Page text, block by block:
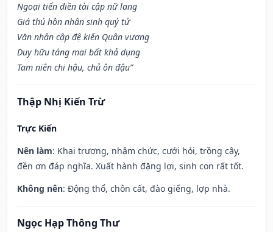
Ngoại tiến điền tài cập nữ lang
Giá thú hôn nhân sinh quý tử
Văn nhân cập đệ kiến Quân vương
Duy hữu táng mai bất khả dụng
Tam niên chi hậu, chủ ôn đậu”
Thập Nhị Kiến Trừ
Trực Kiến
Nên làm: Khai trương, nhậm chức, cưới hỏi, trồng cây,
đền ơn đáp nghĩa. Xuất hành đặng lợi, sinh con rất tốt.
Không nên: Động thổ, chôn cất, đào giếng, lợp nhà.
Ngọc Hạp Thông Thư